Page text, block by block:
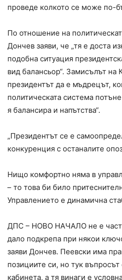
проведе колкото се може по-
По отношение на
Дончев заяви, че „тя е доста
подобна ситуация
вид балансьор“. Замисълът на
президентът да е мъдрецът,
политическата система
я балансира и напътства“.
„Президентът се е
конкуренция с останалите
Нищо комфортно няма в
– то това би било
Управлението е динамична
ДПС – НОВО НАЧАЛО не е част
дало подкрепа при някои
заяви Дончев. Пеевски има
позициите си, но тук въпросът
кабинета, а тя винаги е